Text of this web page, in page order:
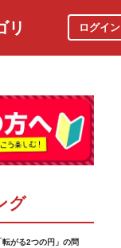
リ ログイン
グ
がる2つの円」の問